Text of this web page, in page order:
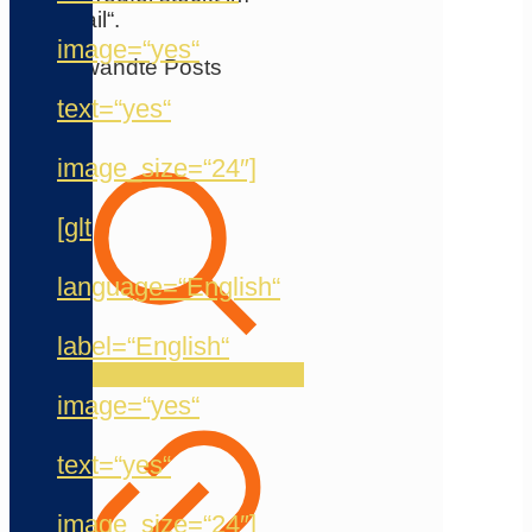
image=“yes“
text=“yes“
image_size=“24″]
[glt
language=“English“
label=“English“
image=“yes“
text=“yes“
image_size=“24″]
Detail“.
Verwandte Posts